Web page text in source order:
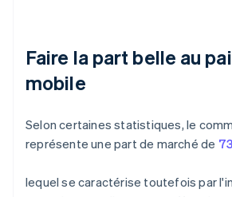
Faire la part belle au
mobile
Selon certaines statistiques, le
représente une part de marché de
lequel se caractérise toutefois par